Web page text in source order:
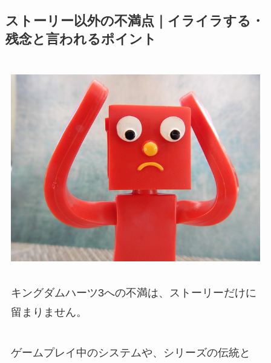
ストーリー以外の不満点｜イライラする・
残念と言われるポイント
キングダムハーツ3への不満は、ストーリーだけに
留まりません。
ゲームプレイ中のシステムや、シリーズの伝統と